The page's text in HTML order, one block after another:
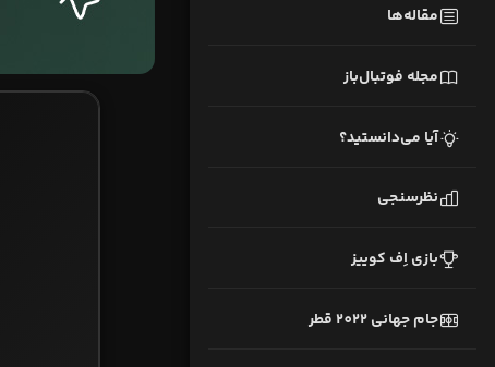
مقاله‌ها
مجله فوتبال‌باز
آیا می‌دانستید؟
نظرسنجی
بازی اِف کوییز
جام جهانی 2022 قطر